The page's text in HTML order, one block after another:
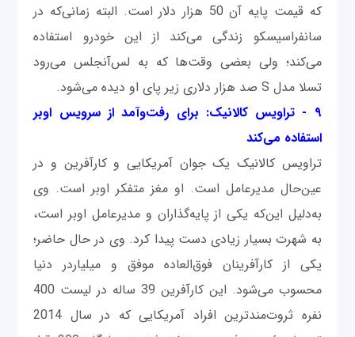
که قیمت پایه آن 50 هزار دلار است. البته زمانی‌که در
سانفراسیسکو زندگی می‌کند از این خودرو استفاده
می‌کند؛ ولی بعضی وقت‌ها که به لس‌آنجلس می‌رود
تسلا مدل S صد هزار دلاری زیر پای او دیده می‌شود.
۹ - تراویس کالانیک: برای رفت‌وآمد از سرویس اوبر
استفاده می‌کند
تراویس کالانیک یک جوان آمریکایی و کارآفرین و در
عین‌حال مدیرعامل است. او مغز متفکر اوبر است. وی
به‌دلیل این‌که یکی از پایه‌گذاران و مدیرعامل اوبر است،
به شهرت بسیار زیادی دست پیدا کرد. وی در حال حاضر؛
یکی از کارآفرینان فوق‌العاده موفق و میلیاردر دنیا
محسوب می‌شود. این کارآفرین 39 ساله در لیست 400
نفره ثروت‌مندترین افراد آمریکایی که در سال 2014